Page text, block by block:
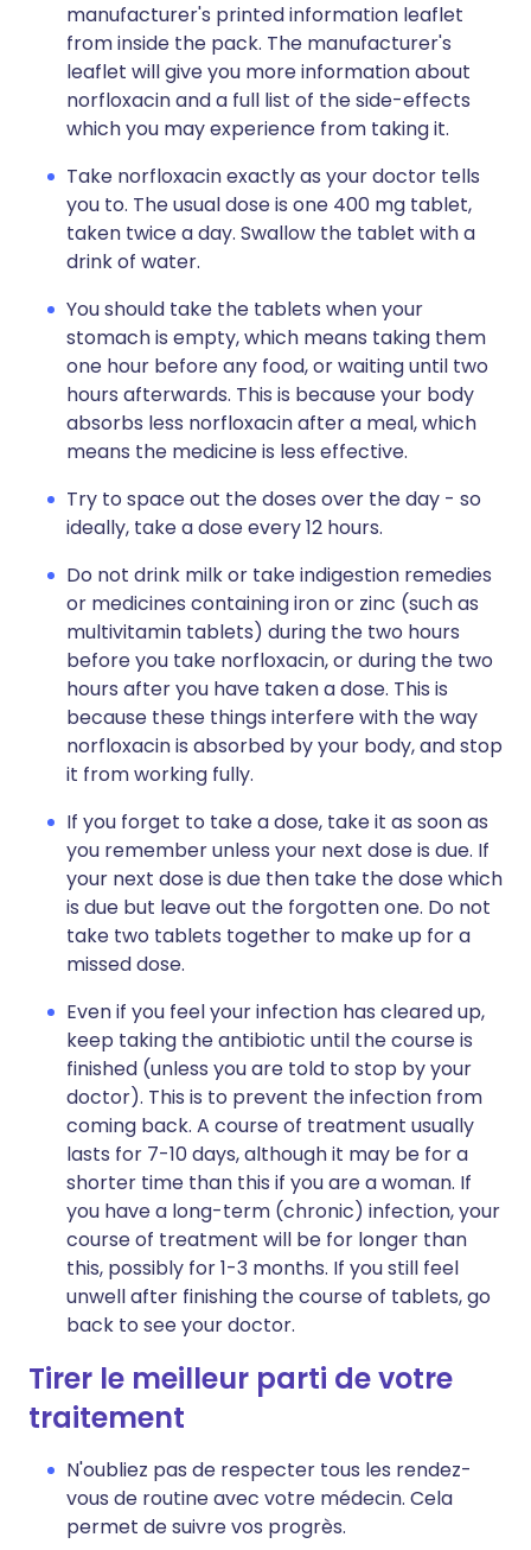
manufacturer's printed information leaflet
from inside the pack. The manufacturer's
leaflet will give you more information about
norfloxacin and a full list of the side-effects
which you may experience from taking it.
Take norfloxacin exactly as your doctor tells
you to. The usual dose is one 400 mg tablet,
taken twice a day. Swallow the tablet with a
drink of water.
You should take the tablets when your
stomach is empty, which means taking them
one hour before any food, or waiting until two
hours afterwards. This is because your body
absorbs less norfloxacin after a meal, which
means the medicine is less effective.
Try to space out the doses over the day - so
ideally, take a dose every 12 hours.
Do not drink milk or take indigestion remedies
or medicines containing iron or zinc (such as
multivitamin tablets) during the two hours
before you take norfloxacin, or during the two
hours after you have taken a dose. This is
because these things interfere with the way
norfloxacin is absorbed by your body, and stop
it from working fully.
If you forget to take a dose, take it as soon as
you remember unless your next dose is due. If
your next dose is due then take the dose which
is due but leave out the forgotten one. Do not
take two tablets together to make up for a
missed dose.
Even if you feel your infection has cleared up,
keep taking the antibiotic until the course is
finished (unless you are told to stop by your
doctor). This is to prevent the infection from
coming back. A course of treatment usually
lasts for 7-10 days, although it may be for a
shorter time than this if you are a woman. If
you have a long-term (chronic) infection, your
course of treatment will be for longer than
this, possibly for 1-3 months. If you still feel
unwell after finishing the course of tablets, go
back to see your doctor.
Tirer le meilleur parti de votre
traitement
N'oubliez pas de respecter tous les rendez-
vous de routine avec votre médecin. Cela
permet de suivre vos progrès.